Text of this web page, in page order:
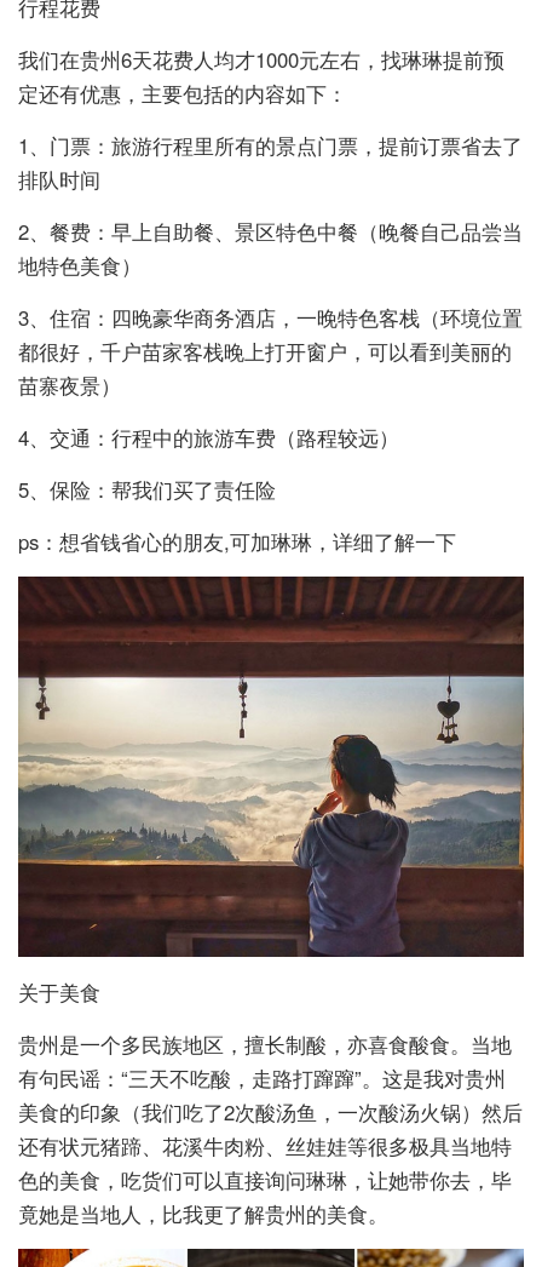
行程花费
我们在贵州6天花费人均才1000元左右，找琳琳提前预
定还有优惠，主要包括的内容如下：
1、门票：旅游行程里所有的景点门票，提前订票省去了
排队时间
2、餐费：早上自助餐、景区特色中餐（晚餐自己品尝当
地特色美食）
3、住宿：四晚豪华商务酒店，一晚特色客栈（环境位置
都很好，千户苗家客栈晚上打开窗户，可以看到美丽的
苗寨夜景）
4、交通：行程中的旅游车费（路程较远）
5、保险：帮我们买了责任险
ps：想省钱省心的朋友,可加琳琳，详细了解一下
关于美食
贵州是一个多民族地区，擅长制酸，亦喜食酸食。当地
有句民谣：“三天不吃酸，走路打蹿蹿”。这是我对贵州
美食的印象（我们吃了2次酸汤鱼，一次酸汤火锅）然后
还有状元猪蹄、花溪牛肉粉、丝娃娃等很多极具当地特
色的美食，吃货们可以直接询问琳琳，让她带你去，毕
竟她是当地人，比我更了解贵州的美食。